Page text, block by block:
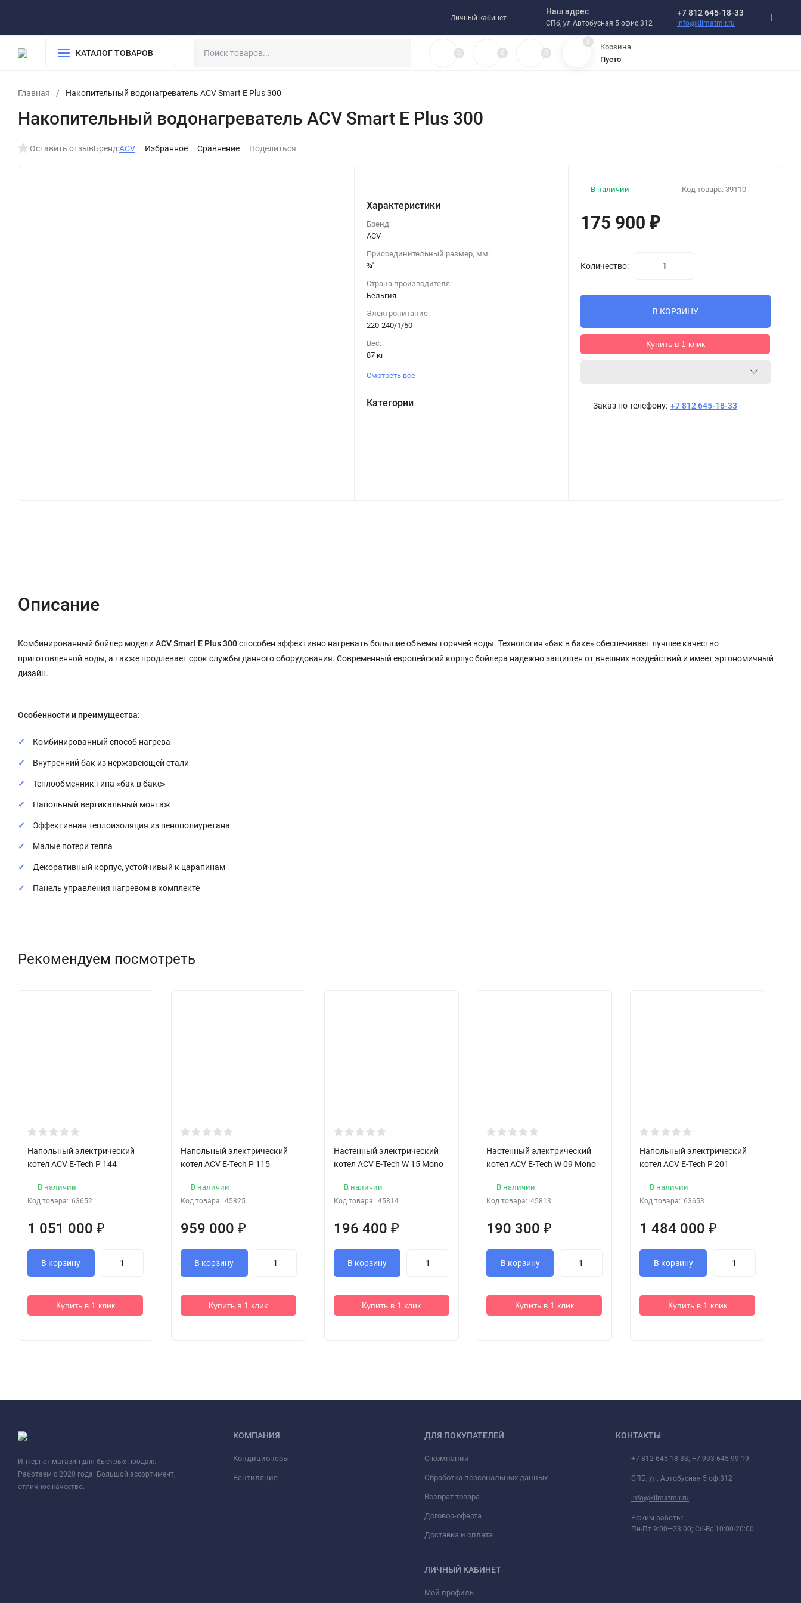
Доставка и оплата
Личный кабинет
Наш адрес
СПб, ул.Автобусная 5 офис 312
+7 812 645-18-33
info@klimatmir.ru
КАТАЛОГ ТОВАРОВ 0 0 0
0
Корзина
Пусто
Главная / Накопительный водонагреватель ACV Smart E Plus 300
Накопительный водонагреватель ACV Smart E Plus 300
Оставить отзывБренд:ACV Избранное Сравнение Поделиться
Характеристики
Бренд:
ACV
Присоединительный размер, мм:
¾'
Страна производителя:
Бельгия
Электропитание:
220-240/1/50
Вес:
87 кг
Смотреть все
Категории
Код товара: 39110
В наличии
175 900₽
Количество:
В КОРЗИНУ
Купить в 1 клик
Заказ по телефону: +7 812 645-18-33
Описание
Комбинированный бойлер модели ACV Smart E Plus 300способен эффективно нагревать большие объемы горячей воды. Технология «бак в баке» обеспечивает лучшее качество
приготовленной воды, а также продлевает срок службы данного оборудования. Современный европейский корпус бойлера надежно защищен от внешних воздействий и имеет эргономичный
дизайн.
Особенности и преимущества:
Комбинированный способ нагрева
Внутренний бак из нержавеющей стали
Теплообменник типа «бак в баке»
Напольный вертикальный монтаж
Эффективная теплоизоляция из пенополиуретана
Малые потери тепла
Декоративный корпус, устойчивый к царапинам
Панель управления нагревом в комплекте
Рекомендуем посмотреть
Напольный электрический
котел ACV E-Tech P 144
В наличии
Код товара: 63652
1 051 000 ₽
В корзину
Купить в 1 клик
Напольный электрический
котел ACV E-Tech P 115
В наличии
Код товара: 45825
959 000 ₽
В корзину
Купить в 1 клик
Настенный электрический
котел ACV E-Tech W 15 Mono
В наличии
Код товара: 45814
196 400 ₽
В корзину
Купить в 1 клик
Настенный электрический
котел ACV E-Tech W 09 Mono
В наличии
Код товара: 45813
190 300₽
В корзину
Купить в 1 клик
Напольный электрический
котел ACV E-Tech P 201
В наличии
Код товара: 63653
1 484 000₽
В корзину
Купить в 1 клик
Интернет магазин для быстрых продаж.
Работаем с 2020 года. Большой ассортимент,
отличное качество.
КОМПАНИЯ
Кондиционеры
Вентиляция
ДЛЯ ПОКУПАТЕЛЕЙ
О компании
Обработка персональных данных
Возврат товара
Договор-оферта
Доставка и оплата
ЛИЧНЫЙ КАБИНЕТ
Мой профиль
КОНТАКТЫ
+7 812 645-18-33; +7 993 645-99-19
СПБ, ул. Автобусная 5 оф.312
info@klimatmir.ru
Режим работы:
Пн-Пт 9:00—23:00; Сб-Вс 10:00-20:00